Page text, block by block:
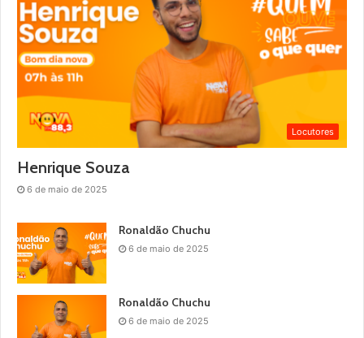
Locutores
Henrique Souza
6 de maio de 2025
Ronaldão Chuchu
6 de maio de 2025
Ronaldão Chuchu
6 de maio de 2025